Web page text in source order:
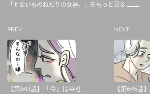
「＃ないものねだりの女達。」をもっと見る
PREV
【第643話】「今」は幸せ
NEXT
【第645話